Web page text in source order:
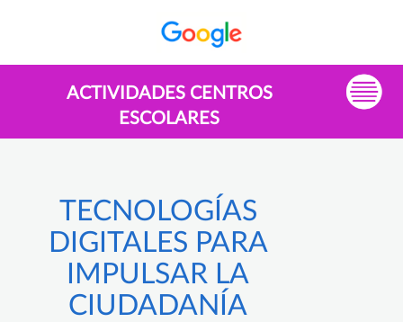
ACTIVIDADES CENTROS
ESCOLARES
TECNOLOGÍAS
DIGITALES PARA
IMPULSAR LA
CIUDADANÍA